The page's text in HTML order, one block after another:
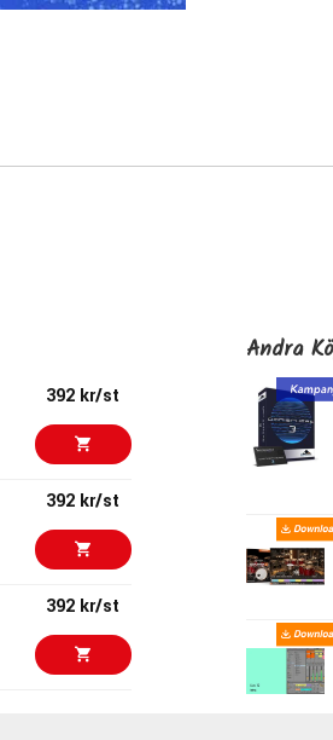
392 kr/st
392 kr/st
392 kr/st
Andra